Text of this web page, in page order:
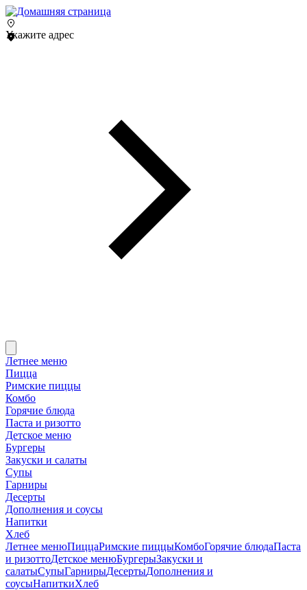
Укажите адрес
Летнее меню
Пицца
Римские пиццы
Комбо
Горячие блюда
Паста и ризотто
Детское меню
Бургеры
Закуски и салаты
Супы
Гарниры
Десерты
Дополнения и соусы
Напитки
Хлеб
Летнее менюПиццаРимские пиццыКомбоГорячие блюдаПаста
и ризоттоДетское менюБургерыЗакуски и
салатыСупыГарнирыДесертыДополнения и
соусыНапиткиХлеб